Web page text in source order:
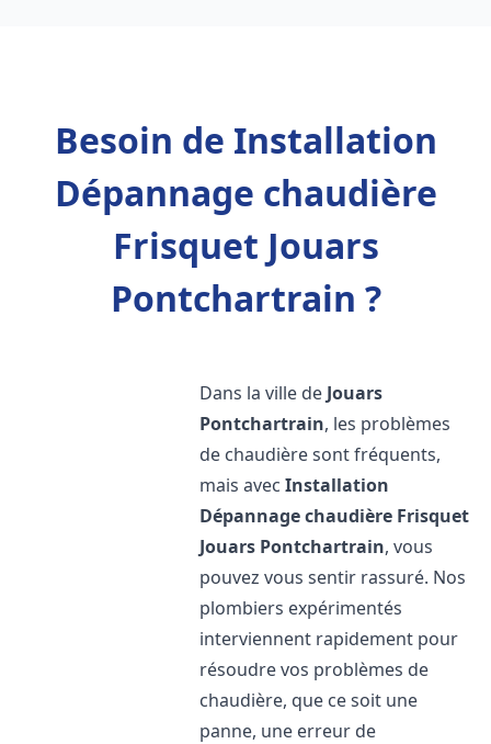
Besoin de Installation
Dépannage chaudière
Frisquet Jouars
Pontchartrain ?
Dans la ville de Jouars
Pontchartrain, les problèmes
de chaudière sont fréquents,
mais avecInstallation
Dépannage chaudière Frisquet
Jouars Pontchartrain, vous
pouvez vous sentir rassuré. Nos
plombiers expérimentés
interviennent rapidement pour
résoudre vos problèmes de
chaudière, que ce soit une
panne, une erreur de